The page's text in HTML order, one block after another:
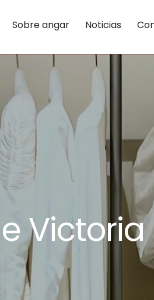
Sobre angar Noticias